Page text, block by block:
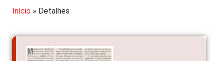
Início » Detalhes